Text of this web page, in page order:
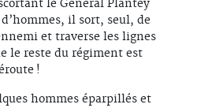
le Général Plantey
il sort, seul, de
et traverse les lignes
le reste du régiment est
!
hommes éparpillés et